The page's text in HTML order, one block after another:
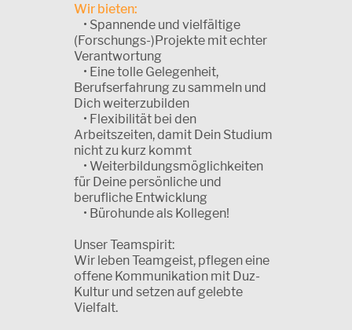
Wir bieten:
• Spannende und vielfältige
(Forschungs-)Projekte mit echter
Verantwortung
• Eine tolle Gelegenheit,
Berufserfahrung zu sammeln und
Dich weiterzubilden
• Flexibilität bei den
Arbeitszeiten, damit Dein Studium
nicht zu kurz kommt
• Weiterbildungsmöglichkeiten
für Deine persönliche und
berufliche Entwicklung
• Bürohunde als Kollegen!
Unser Teamspirit:
Wir leben Teamgeist, pflegen eine
offene Kommunikation mit Duz-
Kultur und setzen auf gelebte
Vielfalt.